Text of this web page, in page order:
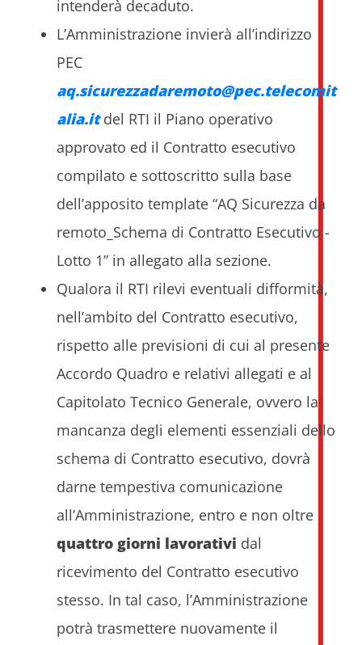
intenderà decaduto.
L’Amministrazione invierà all’indirizzo
PEC
aq.sicurezzadaremoto@pec.telecomit
alia.itdel RTI il Piano operativo
approvato ed il Contratto esecutivo
compilato e sottoscritto sulla base
dell’apposito template “AQ Sicurezza da
remoto_Schema di Contratto Esecutivo -
Lotto 1” in allegato alla sezione.
Qualora il RTI rilevi eventuali difformità,
nell’ambito del Contratto esecutivo,
rispetto alle previsioni di cui al presente
Accordo Quadro e relativi allegati e al
Capitolato Tecnico Generale, ovvero la
mancanza degli elementi essenziali dello
schema di Contratto esecutivo, dovrà
darne tempestiva comunicazione
all’Amministrazione, entro e non oltre
quattro giorni lavorativi dal
ricevimento del Contratto esecutivo
stesso. In tal caso, l’Amministrazione
potrà trasmettere nuovamente il